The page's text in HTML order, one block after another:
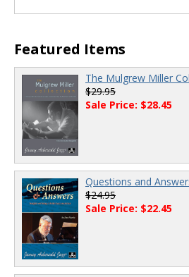
Featured Items
The Mulgrew Miller
$29.95
Sale Price: $28.45
Questions and
$24.95
Sale Price: $22.45